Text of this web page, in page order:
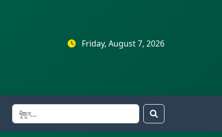
Friday, August 7, 2026